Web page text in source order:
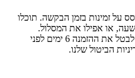
על זמינות בזמן הבקשה. תוכלו
או אפילו את המסלול.
עם זאת, אם תרצו לבצע שינויים או לבטל את ההזמנה 6 ימים לפני
הביטול שלנו.